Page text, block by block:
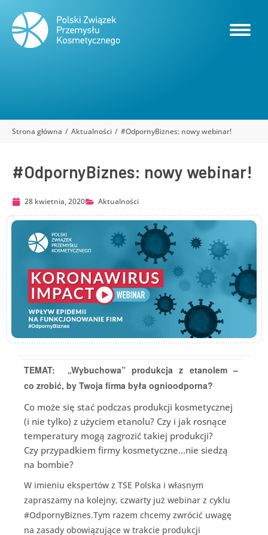
Jesteś tutaj:
Strona główna Aktualności #OdpornyBiznes: nowy webinar!
#OdpornyBiznes: nowy webinar!
28 kwietnia, 2020 Aktualności
TEMAT: „Wybuchowa” produkcja z etanolem –
co zrobić, by Twoja firma była ognioodporna?
Co może się stać podczas produkcji kosmetycznej
(i nie tylko) z użyciem etanolu? Czy i jak rosnące
temperatury mogą zagrozić takiej produkcji?
Czy przypadkiem firmy kosmetyczne…nie siedzą
na bombie?
W imieniu ekspertów z TSE Polska i własnym
zapraszamy na kolejny, czwarty już webinar z cyklu
#OdpornyBiznes.Tym razem chcemy zwrócić uwagę
na zasady obowiązujące w trakcie produkcji